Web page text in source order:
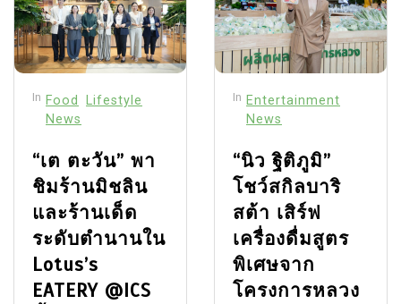
In Food
Lifestyle
News
“เต ตะวัน” พา
ชิมร้านมิชลิน
และร้านเด็ด
ระดับตำนานใน
Lotus’s
EATERY @ICS
In Entertainment
News
“นิว ฐิติภูมิ”
โชว์สกิลบาริ
สต้า เสิร์ฟ
เครื่องดื่มสูตร
พิเศษจาก
โครงการหลวง